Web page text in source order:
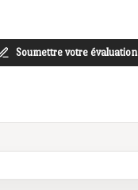
Soumettre votre évaluation